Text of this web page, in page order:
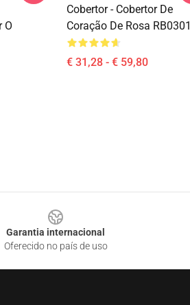
O
Cobertor - Cobertor De
Coração De Rosa RB0301
€ 31,28 - € 59,80
Garantia internacional
Oferecido no país de uso